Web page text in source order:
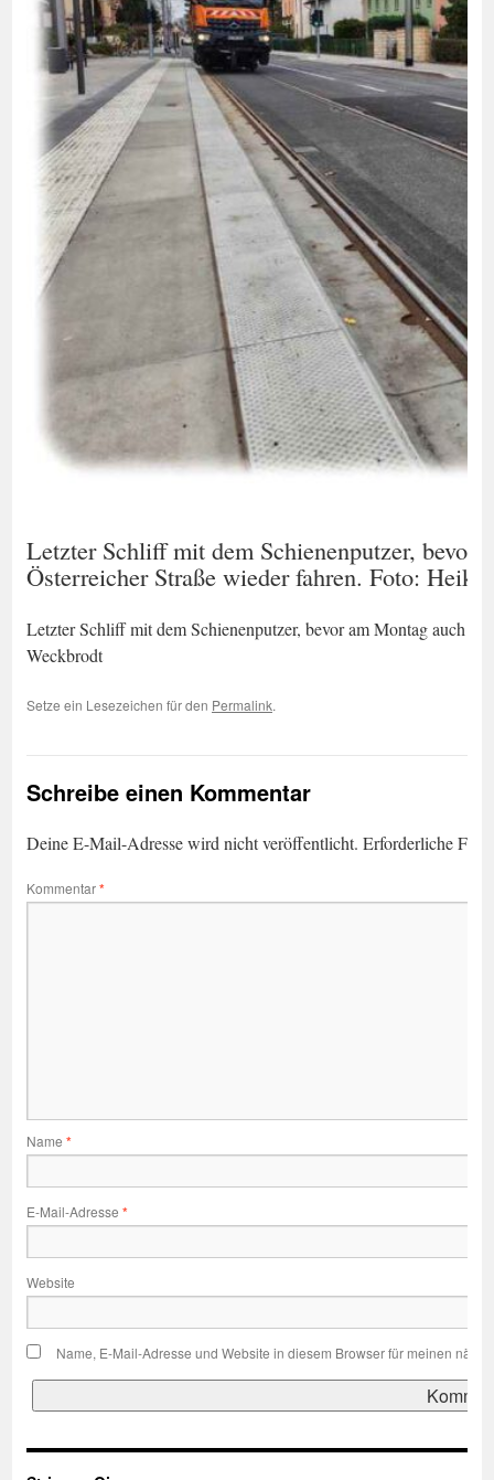
Letzter Schliff mit dem Schienenputzer, bevor
Österreicher Straße wieder fahren. Foto: Heiko
Letzter Schliff mit dem Schienenputzer, bevor am Montag auch
Weckbrodt
Setze ein Lesezeichen für den Permalink.
Schreibe einen Kommentar
Deine E-Mail-Adresse wird nicht veröffentlicht. Erforderliche
Kommentar*
Name *
E-Mail-Adresse *
Website
Name, E-Mail-Adresse und Website in diesem Browser für meinen